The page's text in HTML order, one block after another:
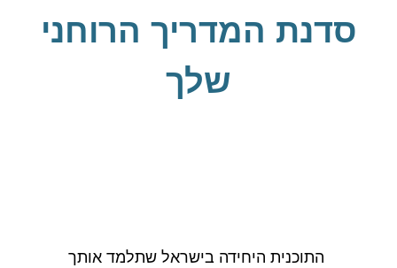
סדנת המדריך הרוחני
שלך
התוכנית היחידה בישראל שתלמד אותך